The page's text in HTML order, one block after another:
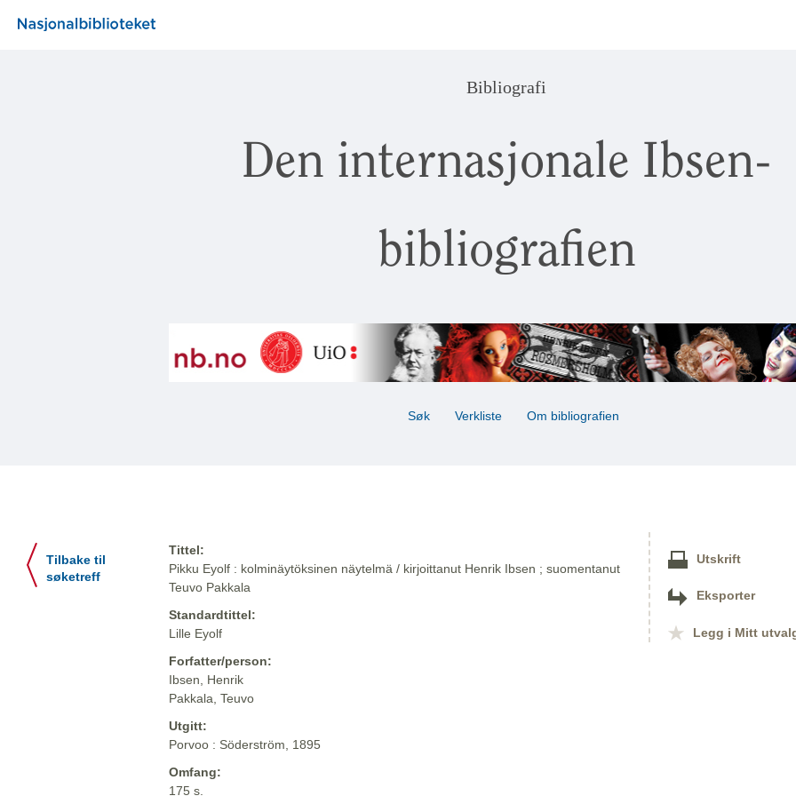
Bibliografi
Den internasjonale Ibsen-
bibliografien
Søk Verkliste Om bibliografien
Tilbake til
søketreff
Tittel:
Pikku Eyolf : kolminäytöksinen näytelmä / kirjoittanut Henrik Ibsen ; suomentanut
Teuvo Pakkala
Standardtittel:
Lille Eyolf
Forfatter/person:
Ibsen, Henrik
Pakkala, Teuvo
Utgitt:
Porvoo : Söderström, 1895
Omfang:
175 s.
Utskrift
Eksporter
Legg i Mitt